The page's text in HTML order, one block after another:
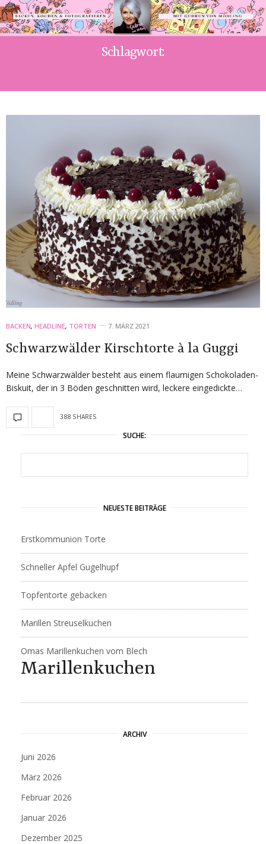
Schlagwort:
BACKEN, HEADLINE, TORTEN 7. MÄRZ 2021
Schwarzwälder Kirschtorte à la Guggi
Meine Schwarzwälder besteht aus einem flaumigen Schokoladen-
Biskuit, der in 3 Böden geschnitten wird, leckere eingedickte…
388 SHARES
SUCHE:
NEUESTE BEITRÄGE
Erstkommunion Torte
Schneller Apfel Gugelhupf
Topfentorte gebacken
Marillen Streuselkuchen
Omas Marillenkuchen vom Blech
Marillenkuchen
ARCHIV
Juni 2026
März 2026
Februar 2026
Januar 2026
Dezember 2025